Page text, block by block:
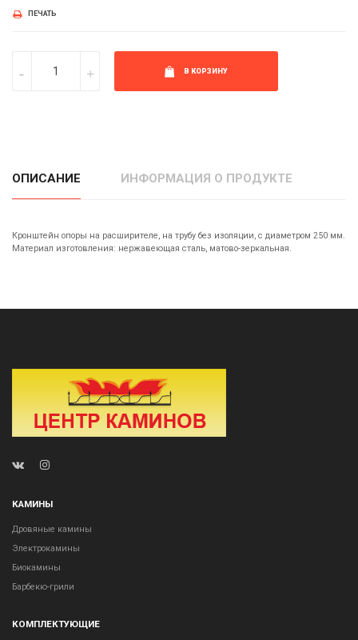
ПЕЧАТЬ
В КОРЗИНУ
ОПИСАНИЕ ИНФОРМАЦИЯ О ПРОДУКТЕ
Кронштейн опоры на расширителе, на трубу без изоляции, с диаметром 250 мм.
Материал изготовления: нержавеющая сталь, матово-зеркальная.
КАМИНЫ
Дровяные камины
Электрокамины
Биокамины
Барбекю-грили
КОМПЛЕКТУЮЩИЕ